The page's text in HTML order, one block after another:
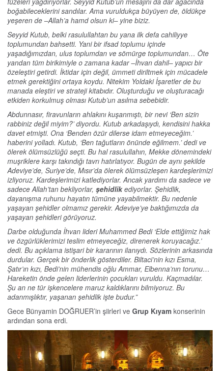
boğabileceklerini sandılar. Ama vuruldukça büyüyen de, öldükçe
yeşeren de –Allah’a hamd olsun ki– yine biziz.
Seyyid Kutub, belki rasulullahtan bu yana ilk defa cahiliyye
toplumundan bahsetti. Yani bir ifsad toplumu içinde
yaşadığımızdan, ulus toplumdan ve sömürge toplumundan… Öte
yandan tüm birikimiyle o zamana kadar –İhvan dahil– yapıcı bir
özeleştiri getirdi. İktidar için değil, ümmeti diriltmek için mücadele
etmek gerektiğini ortaya koydu. Nitekim Yoldaki İşaretler de bu
manada eleştiri ve strateji kitabıdır. Oluşturduğu ve oluşturacağı
etkiden korkulmuş olması Kutub’un asılma sebebidir.
Abdunnasır, firavunların ahlakını kuşanmıştı, bir nevi ‘Ben sizin
rabbiniz değil miyim?’ diyordu. Kutub arkadaşıydı, kendisini hakka
davet etmişti. Ona ‘Benden özür dilerse idam etmeyeceğim.’
haberini yolladı. Kutub, ‘Ben tağutların önünde eğilmem.’ dedi ve
ölerek ölümsüzlüğü seçti. Bu hal rasulullahın, Mekke dönemindeki
muşriklere karşı takındığı tavrı hatırlatıyor. Bugün de aynı şekilde
Adeviye’de, Suriye’de, Mısır’da ölerek ölümsüzleşen kardeşlerimizi
izliyoruz. Kardeşlerimizi katlediyorlar. Ancak yardımı da sadece ve
sadece Allah’tan bekliyorlar, şehidlikediyorlar. Şehidlik,
dayanışma ruhunu hayatın tümüne yayabilmektir. Bu nedenle
yaşayan şehidler olmamız gerekir. Adeviye’ye baktığımızda da
yaşayan şehidleri görüyoruz.
Darbe olduğunda İhvan lideri Muhammed Bedi ‘Elde ettiğimiz hak
ve özgürlüklerimizi teslim etmeyeceğiz, direnerek koruyacağız.’
dedi. Bu açıklama istişari bir kararının ilanıydı. Sözlerinin arkasında
durdular. Gerçek bir önderlik gösterdiler. Biltaci’nin kızı Esma,
Şatır’ın kızı, Bedi’nin mühendis oğlu Ammar, Elbenna’nın torunu…
Hareketin önde gelen liderlerinin çocukları vuruldu. Kaçmadılar.
Şu an ne tür işkencelere maruz kaldıklarını bilmiyoruz. Bu
adanmışlıktır, yaşanan şehidlik işte budur.”
Gece Bünyamin DOĞRUER’in şiirleri ve Grup Kıyam konserinin
ardından sona erdi.